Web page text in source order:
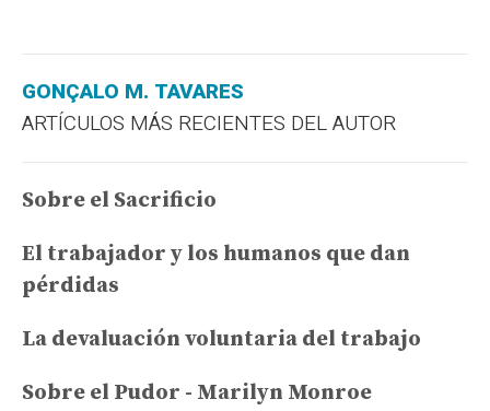
GONÇALO M. TAVARES
ARTÍCULOS MÁS RECIENTES DEL AUTOR
Sobre el Sacrificio
El trabajador y los humanos que dan
pérdidas
La devaluación voluntaria del trabajo
Sobre el Pudor - Marilyn Monroe